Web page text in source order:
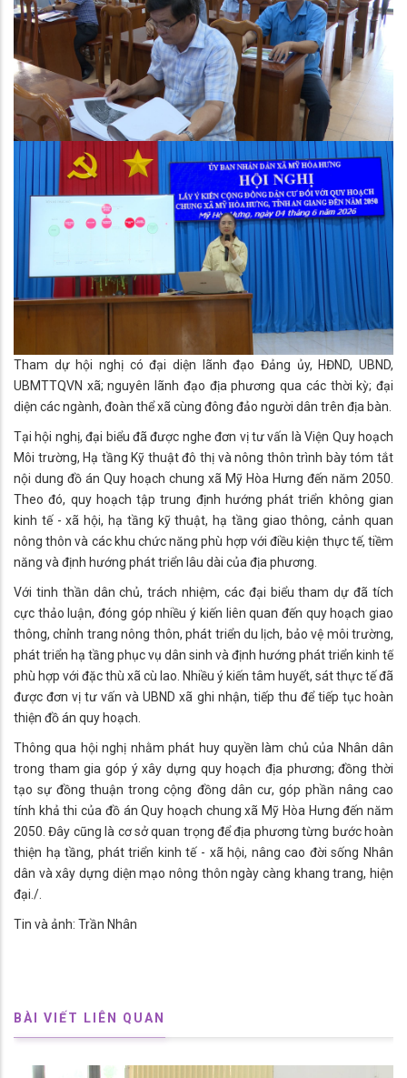
Tham dự hội nghị có đại diện lãnh đạo Đảng ủy, HĐND, UBND,
UBMTTQVN xã; nguyên lãnh đạo địa phương qua các thời kỳ; đại
diện các ngành, đoàn thể xã cùng đông đảo người dân trên địa bàn.
Tại hội nghị, đại biểu đã được nghe đơn vị tư vấn là Viện Quy hoạch
Môi trường, Hạ tầng Kỹ thuật đô thị và nông thôn trình bày tóm tắt
nội dung đồ án Quy hoạch chung xã Mỹ Hòa Hưng đến năm 2050.
Theo đó, quy hoạch tập trung định hướng phát triển không gian
kinh tế - xã hội, hạ tầng kỹ thuật, hạ tầng giao thông, cảnh quan
nông thôn và các khu chức năng phù hợp với điều kiện thực tế, tiềm
năng và định hướng phát triển lâu dài của địa phương.
Với tinh thần dân chủ, trách nhiệm, các đại biểu tham dự đã tích
cực thảo luận, đóng góp nhiều ý kiến liên quan đến quy hoạch giao
thông, chỉnh trang nông thôn, phát triển du lịch, bảo vệ môi trường,
phát triển hạ tầng phục vụ dân sinh và định hướng phát triển kinh tế
phù hợp với đặc thù xã cù lao. Nhiều ý kiến tâm huyết, sát thực tế đã
được đơn vị tư vấn và UBND xã ghi nhận, tiếp thu để tiếp tục hoàn
thiện đồ án quy hoạch.
Thông qua hội nghị nhằm phát huy quyền làm chủ của Nhân dân
trong tham gia góp ý xây dựng quy hoạch địa phương; đồng thời
tạo sự đồng thuận trong cộng đồng dân cư, góp phần nâng cao
tính khả thi của đồ án Quy hoạch chung xã Mỹ Hòa Hưng đến năm
2050. Đây cũng là cơ sở quan trọng để địa phương từng bước hoàn
thiện hạ tầng, phát triển kinh tế - xã hội, nâng cao đời sống Nhân
dân và xây dựng diện mạo nông thôn ngày càng khang trang, hiện
đại./.
Tin và ảnh: Trần Nhân
BÀI VIẾT LIÊN QUAN